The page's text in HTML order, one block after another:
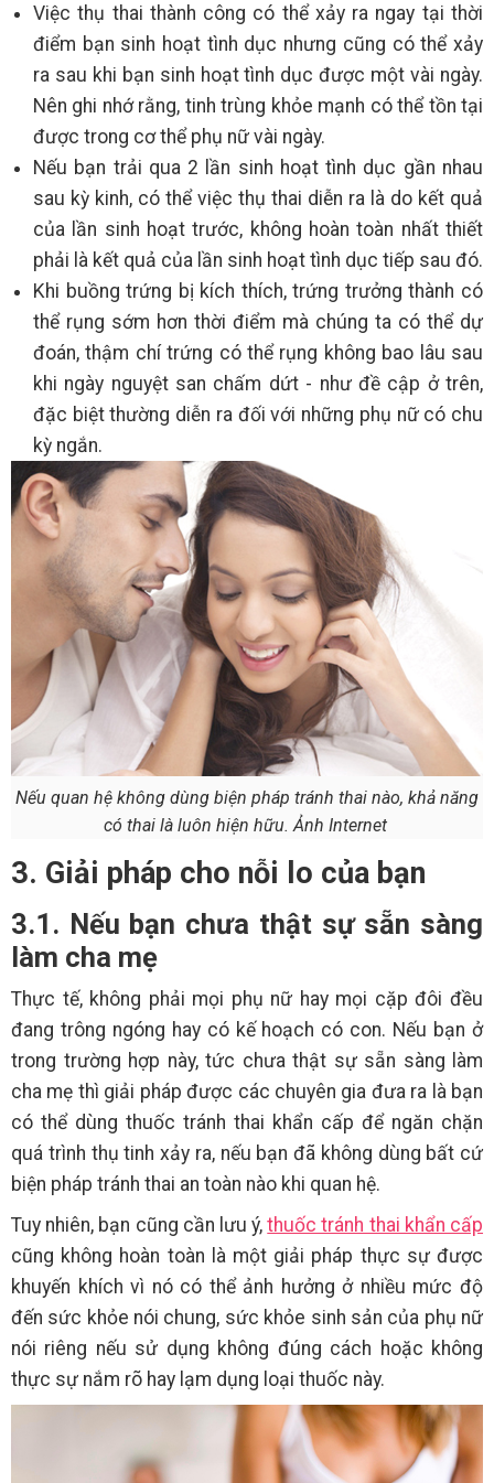
Việc thụ thai thành công có thể xảy ra ngay tại thời
điểm bạn sinh hoạt tình dục nhưng cũng có thể xảy
ra sau khi bạn sinh hoạt tình dục được một vài ngày.
Nên ghi nhớ rằng, tinh trùng khỏe mạnh có thể tồn tại
được trong cơ thể phụ nữ vài ngày.
Nếu bạn trải qua 2 lần sinh hoạt tình dục gần nhau
sau kỳ kinh, có thể việc thụ thai diễn ra là do kết quả
của lần sinh hoạt trước, không hoàn toàn nhất thiết
phải là kết quả của lần sinh hoạt tình dục tiếp sau đó.
Khi buồng trứng bị kích thích, trứng trưởng thành có
thể rụng sớm hơn thời điểm mà chúng ta có thể dự
đoán, thậm chí trứng có thể rụng không bao lâu sau
khi ngày nguyệt san chấm dứt - như đề cập ở trên,
đặc biệt thường diễn ra đối với những phụ nữ có chu
kỳ ngắn.
Nếu quan hệ không dùng biện pháp tránh thai nào, khả năng
có thai là luôn hiện hữu. Ảnh Internet
3. Giải pháp cho nỗi lo của bạn
3.1. Nếu bạn chưa thật sự sẵn sàng
làm cha mẹ
Thực tế, không phải mọi phụ nữ hay mọi cặp đôi đều
đang trông ngóng hay có kế hoạch có con. Nếu bạn ở
trong trường hợp này, tức chưa thật sự sẵn sàng làm
cha mẹ thì giải pháp được các chuyên gia đưa ra là bạn
có thể dùng thuốc tránh thai khẩn cấp để ngăn chặn
quá trình thụ tinh xảy ra, nếu bạn đã không dùng bất cứ
biện pháp tránh thai an toàn nào khi quan hệ.
Tuy nhiên, bạn cũng cần lưu ý,thuốc tránh thai khẩn cấp
cũng không hoàn toàn là một giải pháp thực sự được
khuyến khích vì nó có thể ảnh hưởng ở nhiều mức độ
đến sức khỏe nói chung, sức khỏe sinh sản của phụ nữ
nói riêng nếu sử dụng không đúng cách hoặc không
thực sự nắm rõ hay lạm dụng loại thuốc này.